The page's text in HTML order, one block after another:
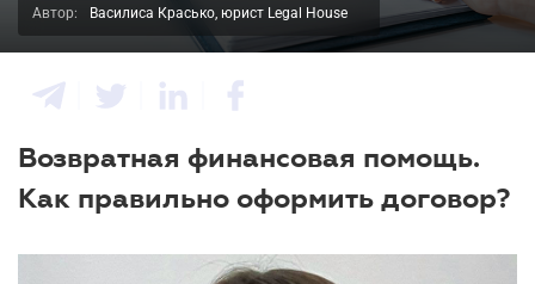
Автор: Василиса Красько, юрист Legal House
Возвратная финансовая помощь.
Как правильно оформить договор?